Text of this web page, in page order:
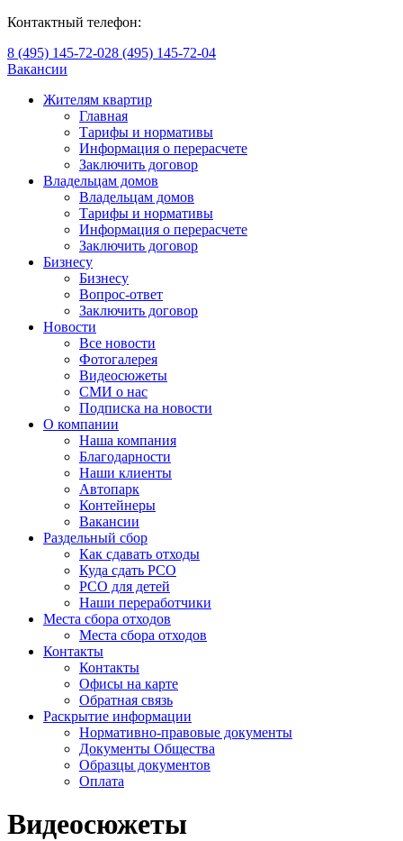
Контактный телефон:
8 (495) 145-72-028 (495) 145-72-04
Вакансии
Жителям квартир
Главная
Тарифы и нормативы
Информация о перерасчете
Заключить договор
Владельцам домов
Владельцам домов
Тарифы и нормативы
Информация о перерасчете
Заключить договор
Бизнесу
Бизнесу
Вопрос-ответ
Заключить договор
Новости
Все новости
Фотогалерея
Видеосюжеты
СМИ о нас
Подписка на новости
О компании
Наша компания
Благодарности
Наши клиенты
Автопарк
Контейнеры
Вакансии
Раздельный сбор
Как сдавать отходы
Куда сдать РСО
РСО для детей
Наши переработчики
Места сбора отходов
Места сбора отходов
Контакты
Контакты
Офисы на карте
Обратная связь
Раскрытие информации
Нормативно-правовые документы
Документы Общества
Образцы документов
Оплата
Видеосюжеты